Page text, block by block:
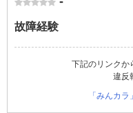
故障経験
下記のリンクか
違反
「みんカ